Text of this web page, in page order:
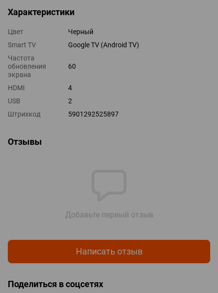
Характеристики
Цвет
Черный
Smart TV
Google TV (Android TV)
Частота
обновления
экрана
60
HDMI
4
USB
2
Штрихкод
5901292525897
Отзывы
Добавьте первый отзыв
Написать отзыв
Поделиться в соцсетях